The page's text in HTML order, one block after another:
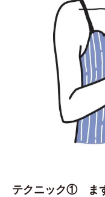
テクニック① ま